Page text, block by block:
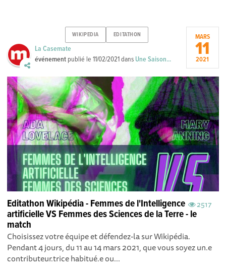
WIKIPEDIA EDITATHON
La Casemate
événement publié le11/02/2021dans Une Saison...
MARS
11
2021
2517
Editathon Wikipédia - Femmes de l'Intelligence
artificielle VS Femmes des Sciences de la Terre - le
match
Choisissez votre équipe et défendez-la sur Wikipédia.
Pendant 4 jours, du 11 au 14 mars 2021, que vous soyez un.e
contributeur.trice habitué.e ou...